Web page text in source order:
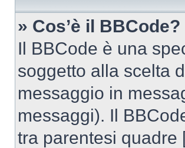
» Cos’è il BBCode?
Il BBCode è una
soggetto alla scelta
messaggio in
messaggi). Il
tra parentesi quadre